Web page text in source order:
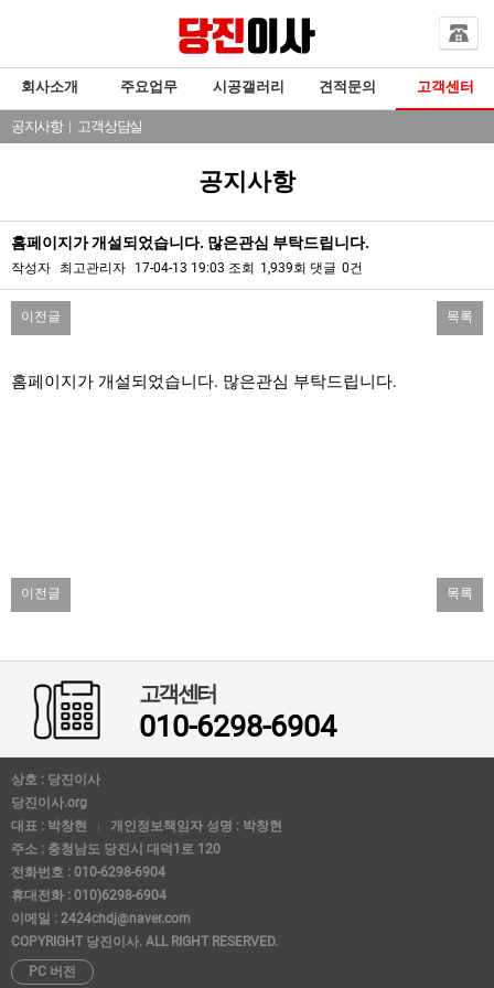
회사소개 주요업무 시공갤러리 견적문의 고객센터
공지사항| 고객상담실
공지사항
홈페이지가 개설되었습니다. 많은관심 부탁드립니다.
작성자 최고관리자 17-04-13 19:03 조회 1,939회 댓글 0건
이전글 목록
홈페이지가 개설되었습니다. 많은관심 부탁드립니다.
이전글 목록
고객센터
010-6298-6904
상호 : 당진이사
당진이사.org
대표 : 박창현
개인정보책임자 성명 : 박창현
주소 : 충청남도 당진시 대덕1로 120
전화번호 : 010-6298-6904
휴대전화 : 010)6298-6904
이메일 : 2424chdj@naver.com
COPYRIGHT 당진이사. ALL RIGHT RESERVED.
PC 버전